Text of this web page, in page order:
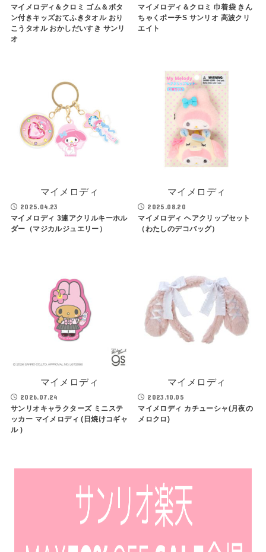
マイメロディ＆クロミ ゴム＆ボタ
ン付きキッズおてふきタオル おり
こうタオル おかしだいすき サンリ
オ
マイメロディ＆クロミ 巾着袋 きん
ちゃくポーチS サンリオ 高波クリ
エイト
マイメロディ
2025.04.23
マイメロディ 3連アクリルキーホル
ダー（マジカルジュエリー）
マイメロディ
2025.08.20
マイメロディ ヘアクリップセット
（わたしのデコバッグ）
マイメロディ
2026.07.24
サンリオキャラクターズ ミニステ
ッカー マイメロディ (日焼けコギャ
ル )
マイメロディ
2023.10.05
マイメロディ カチューシャ(月夜の
メロクロ)